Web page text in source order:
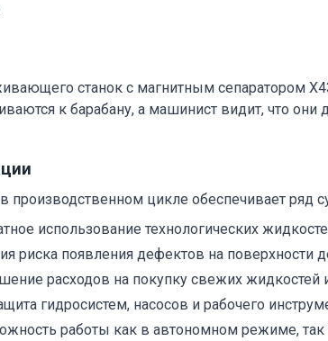
станок с магнитным сепаратором
к барабану, а машинист видит, что они
в производственном цикле обеспечивает ряд
использование технологических
риска появления дефектов на поверхности
расходов на покупку свежих жидкостей
гидросистем, насосов и рабочего
работы как в автономном режиме, так